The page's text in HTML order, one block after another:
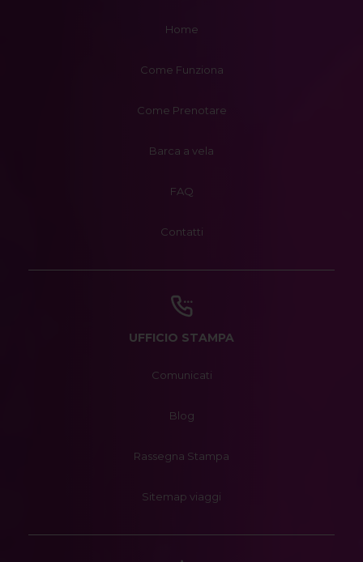
Home
Come Funziona
Come Prenotare
Barca a vela
FAQ
Contatti
UFFICIO STAMPA
Comunicati
Blog
Rassegna Stampa
Sitemap viaggi